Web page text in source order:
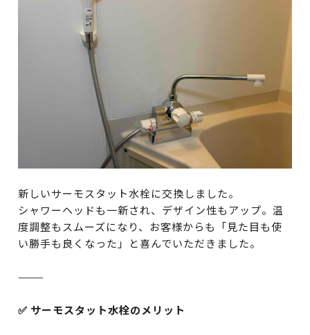
新しいサーモスタット水栓に交換しました。
シャワーヘッドも一新され、デザイン性もアップ。温
度調整もスムーズになり、お客様からも「見た目も使
い勝手も良くなった」と喜んでいただきました。
⸻
✅ サーモスタット水栓のメリット